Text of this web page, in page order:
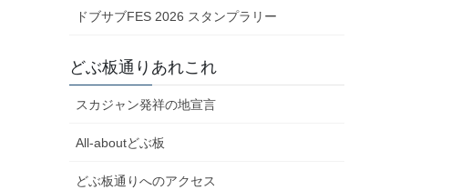
ドブサブFES 2026 スタンプラリー
どぶ板通りあれこれ
スカジャン発祥の地宣言
All-aboutどぶ板
どぶ板通りへのアクセス